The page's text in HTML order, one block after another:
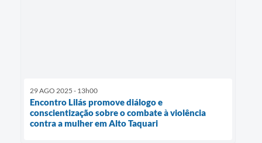
29 AGO 2025 - 13h00
Encontro Lilás promove diálogo e
conscientização sobre o combate à violência
contra a mulher em Alto Taquari